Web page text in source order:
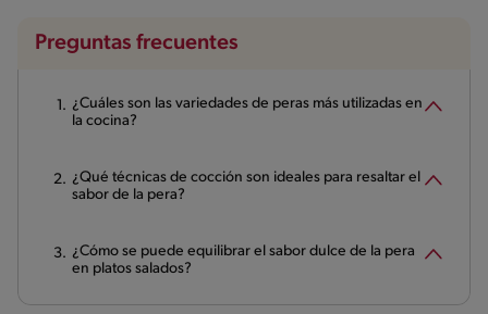
Preguntas frecuentes
¿Cuáles son las variedades de peras más utilizadas en
la cocina?
¿Qué técnicas de cocción son ideales para resaltar el
sabor de la pera?
¿Cómo se puede equilibrar el sabor dulce de la pera
en platos salados?